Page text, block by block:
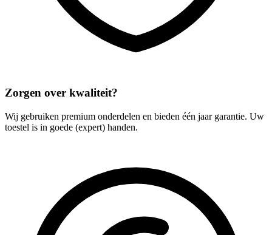
Zorgen over kwaliteit?
Wij gebruiken premium onderdelen en bieden één jaar garantie. Uw
toestel is in goede (expert) handen.